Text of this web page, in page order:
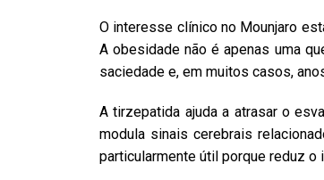
O interesse clínico no Mounjaro
A obesidade não é apenas uma
saciedade e, em muitos casos,
A tirzepatida ajuda a atrasar o
modula sinais cerebrais
particularmente útil porque reduz